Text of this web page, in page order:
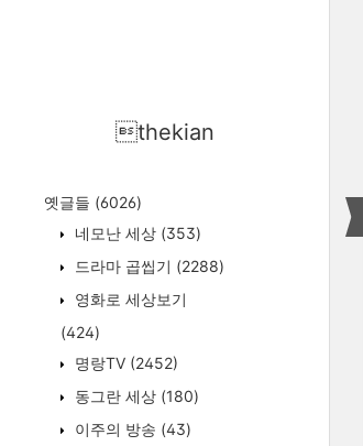
thekian
옛글들 (6026)
네모난 세상 (353)
드라마 곱씹기 (2288)
영화로 세상보기
(424)
명랑TV (2452)
동그란 세상 (180)
이주의 방송 (43)